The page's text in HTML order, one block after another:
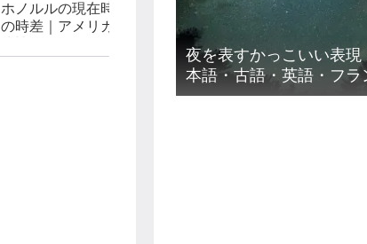
ホノルルの現在時刻・日本と
の時差｜アメリカ – ハワイ州
サンタマリアの現在時刻・
本との時差｜アメリカ –
フォルニア州 – サンタマ
夜を表すかっこいい表現
本語・古語・英語・フラ
９カ国語【意味読み方付